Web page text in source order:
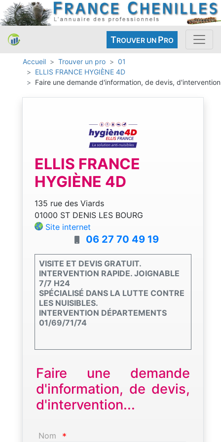
TROUVER UN PRO
Accueil Trouver un pro
01
ELLIS FRANCE HYGIÈNE 4D
Faire une demande d'information, de devis, d'intervention
ELLIS FRANCE
HYGIÈNE 4D
135 rue des Viards
01000 ST DENIS LES BOURG
Site internet
06 27 70 49 19
VISITE ET DEVIS GRATUIT.
INTERVENTION RAPIDE. JOIGNABLE
7/7 H24
SPÉCIALISÉ DANS LA LUTTE CONTRE
LES NUISIBLES.
INTERVENTION DÉPARTEMENTS
01/69/71/74
Faire une demande
d'information, de devis,
d'intervention...
Nom *